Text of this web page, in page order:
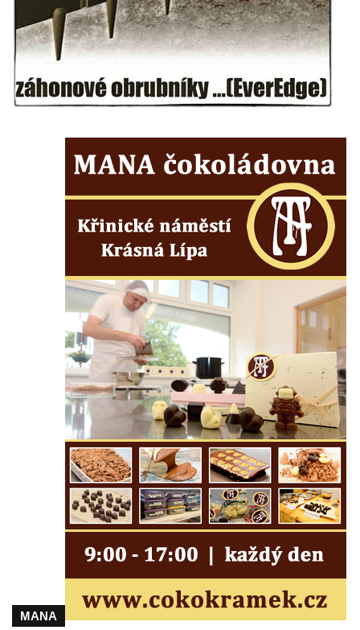
silnice severně od Lužce nad Vltavou
Kenotaf Alfeda Harnische na hřbitově v
Hrobčicích
Pomník obětem válek v Hrobčicích
Pomník obětem válek v Mirošovicích
Račicích
Hrob Jiřího Dovhomilji na hřbitově v
Račicích
Hrob Antonína Medáčka na hřbitově v
na hřbitově v Dobříni
Pomník obětem válek na hřbitově v Dobříni
Pomník obětem 1. světové války v Lužici
Kenotaf Josefa Matese na hřbitově v Lužici
Pamětní deska Giuseppe Capella na
hřbitově v Lužici
Kenotaf Emila Miksche na hřbitově v Lužici
Kenotaf Antonína Krause na hřbitově v
Lužici
Pomník vojákům Rudé armády na hřbitově
v Kozlech
Pamětní deska pochodu smrti v Saupsdorfu
Pomník obětem 2. světové války v parku
Walthera von der Vogelweide v Duchcově
Památník obětem holokaustu v Lipové ulici
MANA